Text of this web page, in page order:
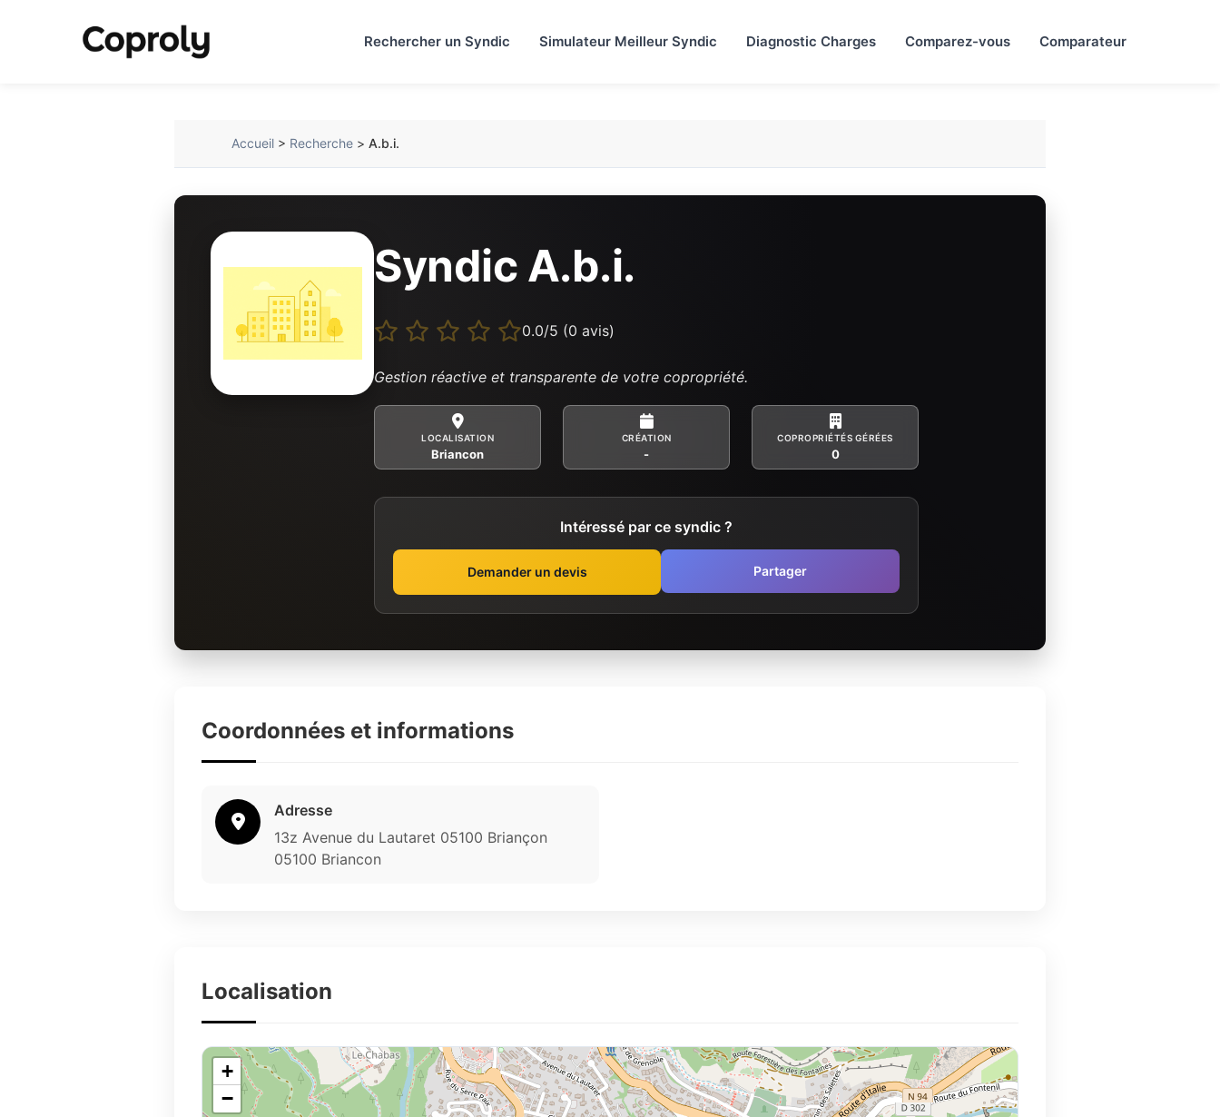
Rechercher un Syndic Simulateur Meilleur Syndic Diagnostic Charges Comparez-vous Comparateur
Accueil > Recherche > A.b.i.
Syndic A.b.i.
0.0/5 (0 avis)
Gestion réactive et transparente de votre copropriété.
LOCALISATION
Briancon
CRÉATION
-
COPROPRIÉTÉS GÉRÉES
0
Intéressé par ce syndic ?
Demander un devis Partager
Coordonnées et informations
Adresse
13z Avenue du Lautaret 05100 Briançon
05100 Briancon
Localisation
+
−